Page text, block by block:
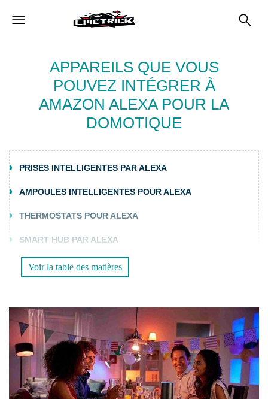
APPAREILS QUE VOUS
POUVEZ INTÉGRER À
AMAZON ALEXA POUR LA
DOMOTIQUE
PRISES INTELLIGENTES PAR ALEXA
AMPOULES INTELLIGENTES POUR ALEXA
THERMOSTATS POUR ALEXA
SMART HUB PAR ALEXA
Voir la table des matières